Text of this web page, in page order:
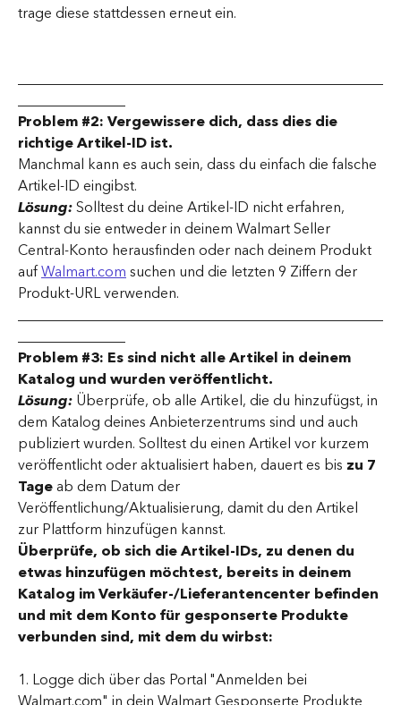
trage diese stattdessen erneut ein.
___________________________________________________
_______________
Problem #2: Vergewissere dich, dass dies die
richtige Artikel-ID ist.
Manchmal kann es auch sein, dass du einfach die falsche
Artikel-ID eingibst.
Lösung: Solltest du deine Artikel-ID nicht erfahren,
kannst du sie entweder in deinem Walmart Seller
Central-Konto herausfinden oder nach deinem Produkt
auf Walmart.com suchen und die letzten 9 Ziffern der
Produkt-URL verwenden.
___________________________________________________
_______________
Problem #3: Es sind nicht alle Artikel in deinem
Katalog und wurden veröffentlicht.
Lösung: Überprüfe, ob alle Artikel, die du hinzufügst, in
dem Katalog deines Anbieterzentrums sind und auch
publiziert wurden. Solltest du einen Artikel vor kurzem
veröffentlicht oder aktualisiert haben, dauert es bis zu 7
Tage ab dem Datum der
Veröffentlichung/Aktualisierung, damit du den Artikel
zur Plattform hinzufügen kannst.
Überprüfe, ob sich die Artikel-IDs, zu denen du
etwas hinzufügen möchtest, bereits in deinem
Katalog im Verkäufer-/Lieferantencenter befinden
und mit dem Konto für gesponserte Produkte
verbunden sind, mit dem du wirbst:
1. Logge dich über das Portal "Anmelden bei